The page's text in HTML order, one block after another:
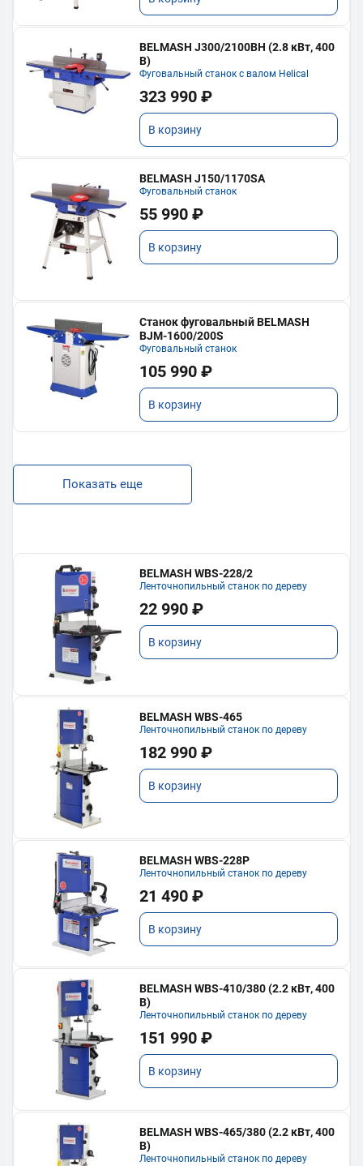
BELMASH J300/2100ВH (2.8 кВт, 400
В)
Фуговальный станок с валом Helical
323 990 ₽
В корзину
BELMASH J150/1170SA
Фуговальный станок
55 990 ₽
В корзину
Станок фуговальный BELMASH
BJM-1600/200S
Фуговальный станок
105 990 ₽
В корзину
Показать еще
BELMASH WBS-228/2
Ленточнопильный станок по дереву
22 990 ₽
В корзину
BELMASH WBS-465
Ленточнопильный станок по дереву
182 990 ₽
В корзину
BELMASH WBS-228P
Ленточнопильный станок по дереву
21 490 ₽
В корзину
BELMASH WBS-410/380 (2.2 кВт, 400
В)
Ленточнопильный станок по дереву
151 990 ₽
В корзину
BELMASH WBS-465/380 (2.2 кВт, 400
В)
Ленточнопильный станок по дереву